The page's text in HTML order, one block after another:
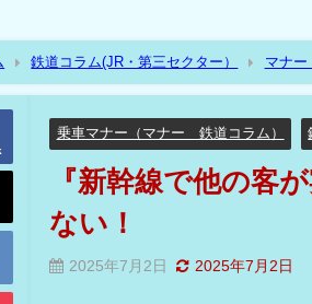
鉄道コラム(JR・第三セクター） マナー
？』新幹線は居酒屋ではない！
乗車マナー（マナー 鉄道コラム）
『新幹線で他の客
ない！
2025年7月2日 2025年7月2日